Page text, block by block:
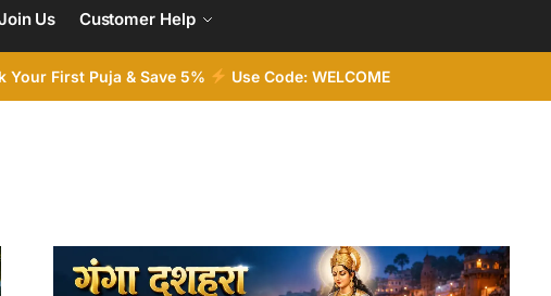
Us Customer Help
Your First Puja & Save 5% Use Code: WELCOME